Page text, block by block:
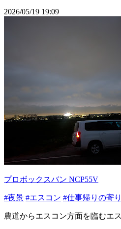
2026/05/19 19:09
プロボックスバン NCP55V
#夜景 #エスコン #仕事帰りの寄
農道からエスコン方面を臨むエ